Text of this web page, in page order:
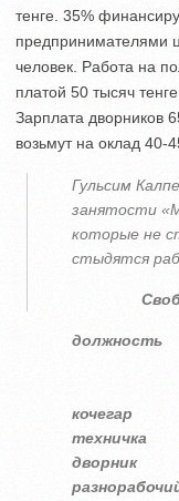
тенге. 35%
предпринимателями
человек. Работа на
платой 50 тысяч
Зарплата дворников
возьмут на оклад 40-
Гульсим
занятости
которые не
стыдятся
должность
кочегар
техничка
дворник